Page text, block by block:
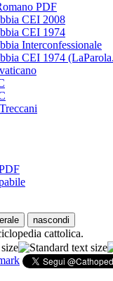
PDF
CEI 2008
CEI 1974
Interconfessionale
CEI 1974
nascondi
cattolica.